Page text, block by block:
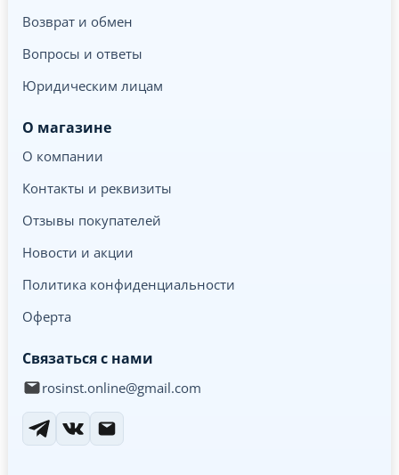
Возврат и обмен
Вопросы и ответы
Юридическим лицам
О магазине
О компании
Контакты и реквизиты
Отзывы покупателей
Новости и акции
Политика конфиденциальности
Оферта
Связаться с нами
rosinst.online@gmail.com